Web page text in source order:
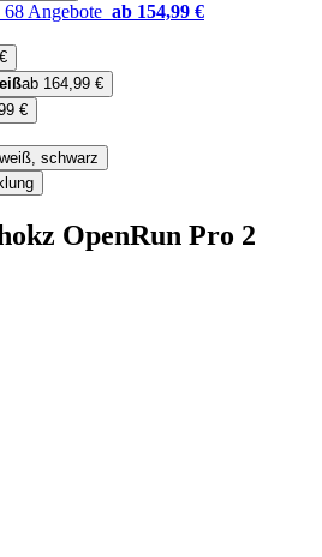
68 Angebote ab 154,99 €
ab 164,99 €
€
schwarz
OpenRun Pro 2